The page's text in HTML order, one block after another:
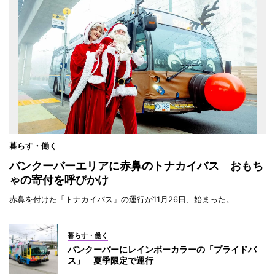
暮らす・働く
バンクーバーエリアに赤鼻のトナカイバス おもち
ゃの寄付を呼びかけ
赤鼻を付けた「トナカイバス」の運行が11月26日、始まった。
暮らす・働く
バンクーバーにレインボーカラーの「プライドバ
ス」 夏季限定で運行